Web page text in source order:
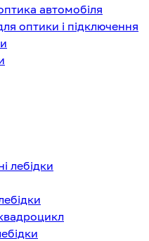
автомобіля
оптики і підключення
лебідки